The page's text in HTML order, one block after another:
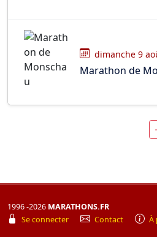
dimanche 9
Marathon de
1996 -2026 MARATHONS.FR
Se connecter
Contact À